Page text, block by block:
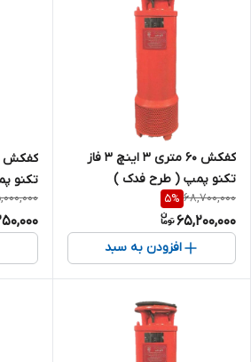
کفکش 60 متری 3 اینچ 3 فاز
تکنو پمپ ( طرح فدک )
68,700,000
5%
65,200,000
افزودن به سبد
تکنو